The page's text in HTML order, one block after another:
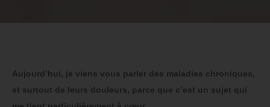
Aujourd’hui, je viens vous parler des maladies chroniques,
et surtout de leurs douleurs, parce que c’est un sujet qui